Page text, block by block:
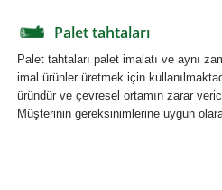
Palet tahtaları
Palet tahtaları palet imalatı ve aynı
imal ürünler üretmek için
üründür ve çevresel ortamın zarar
Müşterinin gereksinimlerine uygun